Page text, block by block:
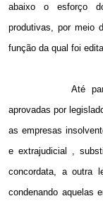
abaixo o esforço
produtivas, por meio
função da qual foi
Até
aprovadas por
as empresas
e extrajudicial ,
concordata, a outra
condenando aquelas